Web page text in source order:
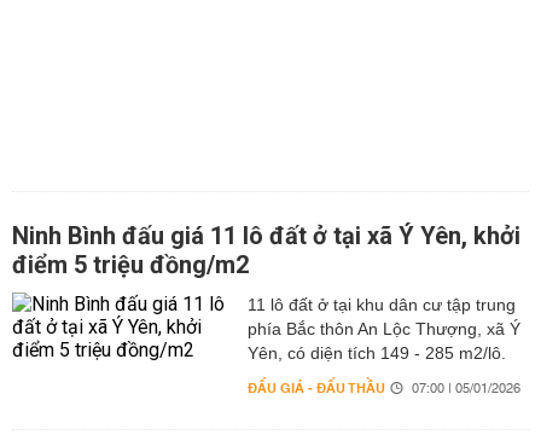
Ninh Bình đấu giá 11 lô đất ở tại xã Ý Yên, khởi
điểm 5 triệu đồng/m2
11 lô đất ở tại khu dân cư tập trung
phía Bắc thôn An Lộc Thượng, xã Ý
Yên, có diện tích 149 - 285 m2/lô.
ĐẤU GIÁ - ĐẤU THẦU 07:00 | 05/01/2026